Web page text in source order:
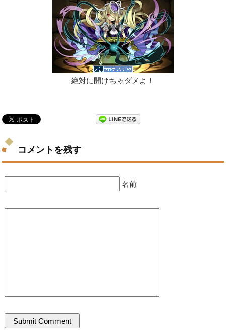
絶対に開けちゃダメよ！
コメントを残す
名前